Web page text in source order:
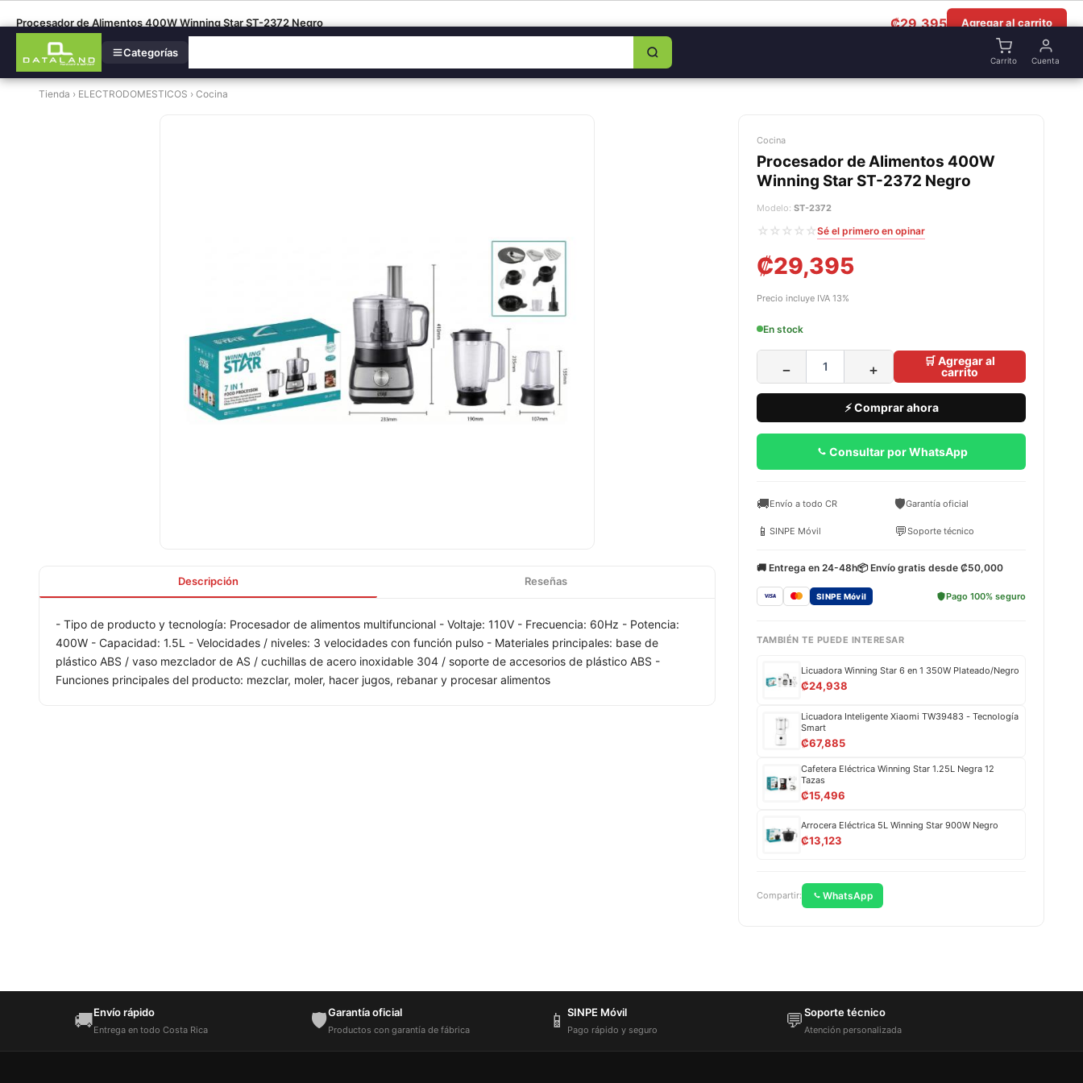
Categorías
Carrito Cuenta
Procesador de Alimentos 400W Winning Star ST-2372 Negro ₡29,395 Agregar al carrito
Tienda › ELECTRODOMESTICOS › Cocina
Descripción Reseñas
- Tipo de producto y tecnología: Procesador de alimentos multifuncional - Voltaje: 110V - Frecuencia: 60Hz - Potencia:
400W - Capacidad: 1.5L - Velocidades / niveles: 3 velocidades con función pulso - Materiales principales: base de
plástico ABS / vaso mezclador de AS / cuchillas de acero inoxidable 304 / soporte de accesorios de plástico ABS -
Funciones principales del producto: mezclar, moler, hacer jugos, rebanar y procesar alimentos
Cocina
Procesador de Alimentos 400W
Winning Star ST-2372 Negro
Modelo: ST-2372
☆☆☆☆☆Sé el primero en opinar
₡29,395
Precio incluye IVA 13%
En stock
− +
🛒 Agregar al
carrito
⚡ Comprar ahora
Consultar por WhatsApp
🚚Envío a todo CR 🛡️Garantía oficial
📱 SINPE Móvil 💬Soporte técnico
🚚 Entrega en 24-48h📦 Envío gratis desde ₡50,000
SINPE Móvil Pago 100% seguro
TAMBIÉN TE PUEDE INTERESAR
Licuadora Winning Star 6 en 1 350W Plateado/Negro
₡24,938
Licuadora Inteligente Xiaomi TW39483 - Tecnología
Smart
₡67,885
Cafetera Eléctrica Winning Star 1.25L Negra 12
Tazas
₡15,496
Arrocera Eléctrica 5L Winning Star 900W Negro
₡13,123
Compartir: WhatsApp
🚚Envío rápido
Entrega en todo Costa Rica 🛡️Garantía oficial
Productos con garantía de fábrica 📱 SINPE Móvil
Pago rápido y seguro 💬Soporte técnico
Atención personalizada